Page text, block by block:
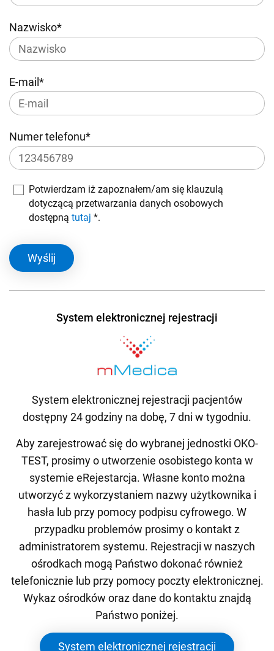
Nazwisko*
E-mail*
Numer telefonu*
Potwierdzam iż zapoznałem/am się klauzulą
dotyczącą przetwarzania danych osobowych
dostępną tutaj *.
Wyślij
System elektronicznej rejestracji
System elektronicznej rejestracji pacjentów
dostępny 24 godziny na dobę, 7 dni w tygodniu.
Aby zarejestrować się do wybranej jednostki OKO-
TEST, prosimy o utworzenie osobistego konta w
systemie eRejestarcja. Własne konto można
utworzyć z wykorzystaniem nazwy użytkownika i
hasła lub przy pomocy podpisu cyfrowego. W
przypadku problemów prosimy o kontakt z
administratorem systemu. Rejestracji w naszych
ośrodkach mogą Państwo dokonać również
telefonicznie lub przy pomocy poczty elektronicznej.
Wykaz ośrodków oraz dane do kontaktu znajdą
Państwo poniżej.
System elektronicznej rejestracji